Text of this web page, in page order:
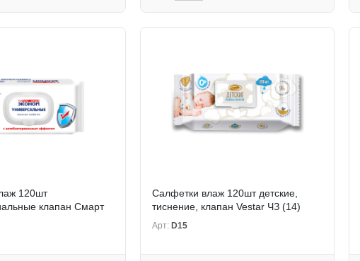
120шт
клапан Смарт
Салфетки влаж 120шт детские,
тиснение, клапан Vestar ЧЗ (14)
Арт: D15